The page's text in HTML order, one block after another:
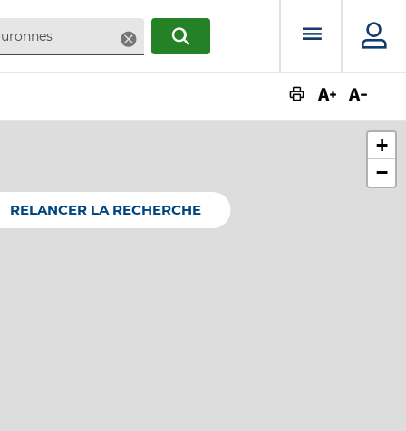
SupprimerRECHERCHERMenu
+
−
RELANCER LA RECHERCHE